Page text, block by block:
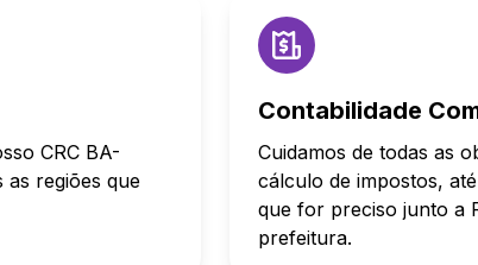
CRC BA-
as regiões que
Contabilidade
Cuidamos de todas as
cálculo de impostos,
que for preciso junto a
prefeitura.